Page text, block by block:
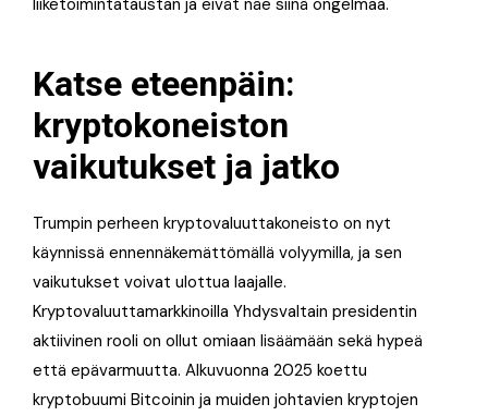
Katse eteenpäin:
kryptokoneiston
vaikutukset ja jatko
Trumpin perheen kryptovaluuttakoneisto on nyt
käynnissä ennennäkemättömällä volyymilla, ja sen
vaikutukset voivat ulottua laajalle.
Kryptovaluuttamarkkinoilla Yhdysvaltain presidentin
aktiivinen rooli on ollut omiaan lisäämään sekä hypeä
että epävarmuutta. Alkuvuonna 2025 koettu
kryptobuumi Bitcoinin ja muiden johtavien kryptojen